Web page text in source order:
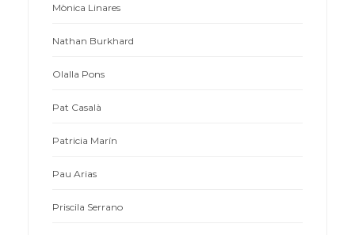
Mònica Linares
Nathan Burkhard
Olalla Pons
Pat Casalà
Patricia Marín
Pau Arias
Priscila Serrano